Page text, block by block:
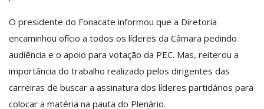
O presidente do Fonacate informou que a Diretoria
encaminhou ofício a todos os líderes da Câmara pedindo
audiência e o apoio para votação da PEC. Mas, reiterou a
importância do trabalho realizado pelos dirigentes das
carreiras de buscar a assinatura dos líderes partidários para
colocar a matéria na pauta do Plenário.